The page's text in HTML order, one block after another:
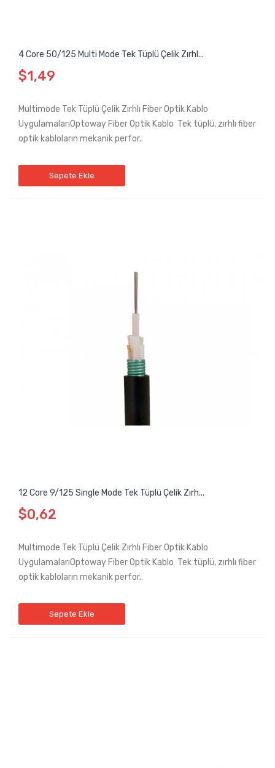
4 Core 50/125 Multi Mode Tek Tüplü Çelik Zırhl...
$1,49
Multimode Tek Tüplü Çelik Zırhlı Fiber Optik Kablo
UygulamalarıOptoway Fiber Optik Kablo Tek tüplü, zırhlı fiber
optik kabloların mekanik perfor..
Sepete Ekle
12 Core 9/125 Single Mode Tek Tüplü Çelik Zırh...
$0,62
Multimode Tek Tüplü Çelik Zırhlı Fiber Optik Kablo
UygulamalarıOptoway Fiber Optik Kablo Tek tüplü, zırhlı fiber
optik kabloların mekanik perfor..
Sepete Ekle